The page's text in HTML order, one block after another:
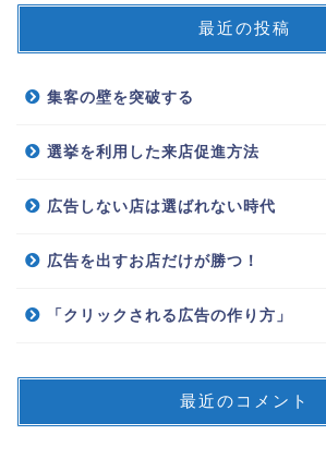
最近の投稿
集客の壁を突破する
選挙を利用した来店促進方法
広告しない店は選ばれない時代
広告を出すお店だけが勝つ！
「クリックされる広告の作り方」
最近のコメント